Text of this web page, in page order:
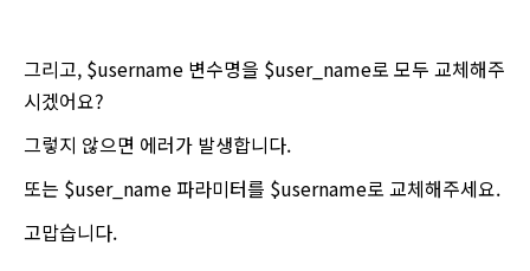
그리고, $username 변수명을 $user_name로 모두 교체해주
시겠어요?
그렇지 않으면 에러가 발생합니다.
또는 $user_name 파라미터를 $username로 교체해주세요.
고맙습니다.